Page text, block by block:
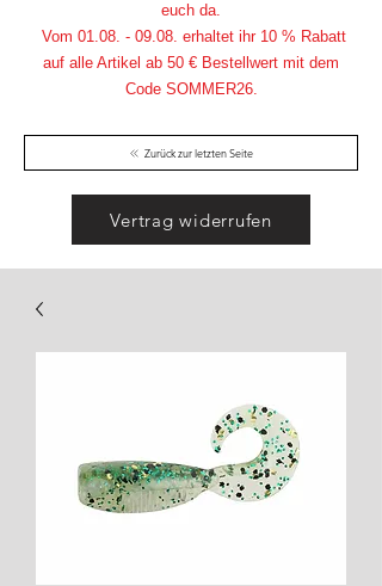
Zurück zur letzten Seite
euch da.
Vom 01.08. - 09.08. erhaltet ihr 10 % Rabatt
auf alle Artikel ab 50 € Bestellwert mit dem
Code SOMMER26.
Vertrag widerrufen